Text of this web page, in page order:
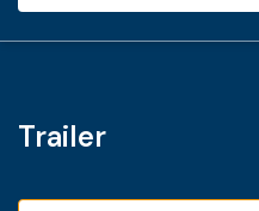
Trailer